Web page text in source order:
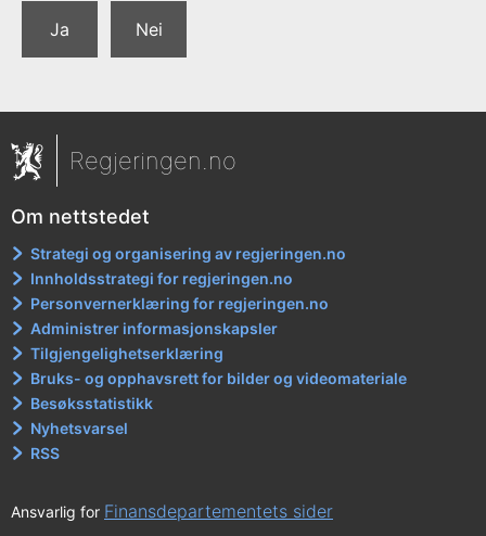
Ja Nei
Regjeringen.no
Om nettstedet
Strategi og organisering av regjeringen.no
Innholdsstrategi for regjeringen.no
Personvernerklæring for regjeringen.no
Administrer informasjonskapsler
Tilgjengelighetserklæring
Bruks- og opphavsrett for bilder og videomateriale
Besøksstatistikk
Nyhetsvarsel
RSS
Ansvarlig for Finansdepartementets sider